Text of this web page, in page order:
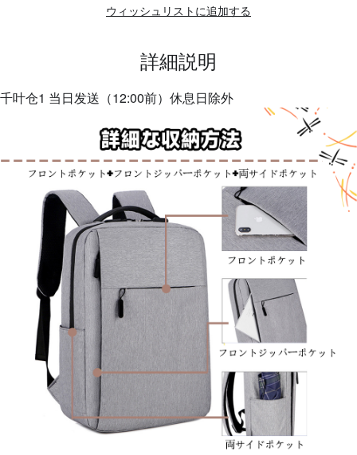
ウィッシュリストに追加する
詳細説明
千叶仓1 当日发送（12:00前）休息日除外